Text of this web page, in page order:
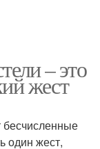
– это
жест
один жест,